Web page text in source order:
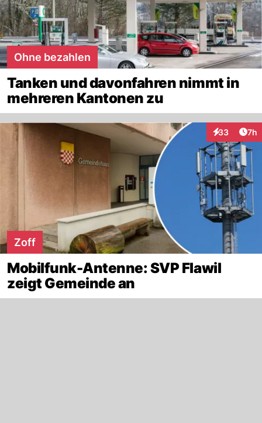
Ohne bezahlen
Tanken und davonfahren nimmt in
mehreren Kantonen zu
33
Interaktionen
7h
Zoff
Mobilfunk-Antenne: SVP Flawil
zeigt Gemeinde an